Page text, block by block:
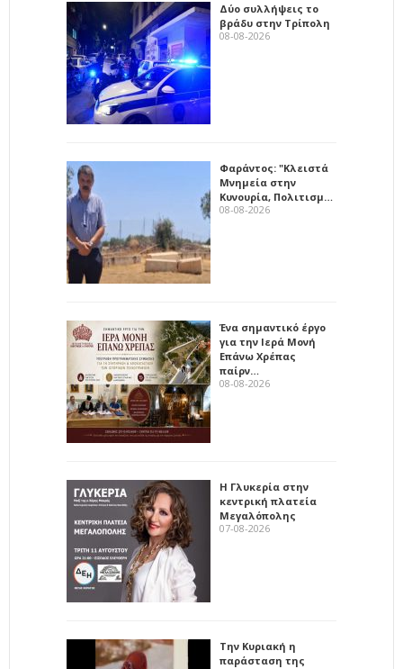
Δύο συλλήψεις το
βράδυ στην Τρίπολη
08-08-2026
Φαράντος: "Κλειστά
Μνημεία στην
Κυνουρία, Πολιτισμ…
08-08-2026
Ένα σημαντικό έργο
για την Ιερά Μονή
Επάνω Χρέπας
παίρν…
08-08-2026
Η Γλυκερία στην
κεντρική πλατεία
Μεγαλόπολης
07-08-2026
Την Κυριακή η
παράσταση της